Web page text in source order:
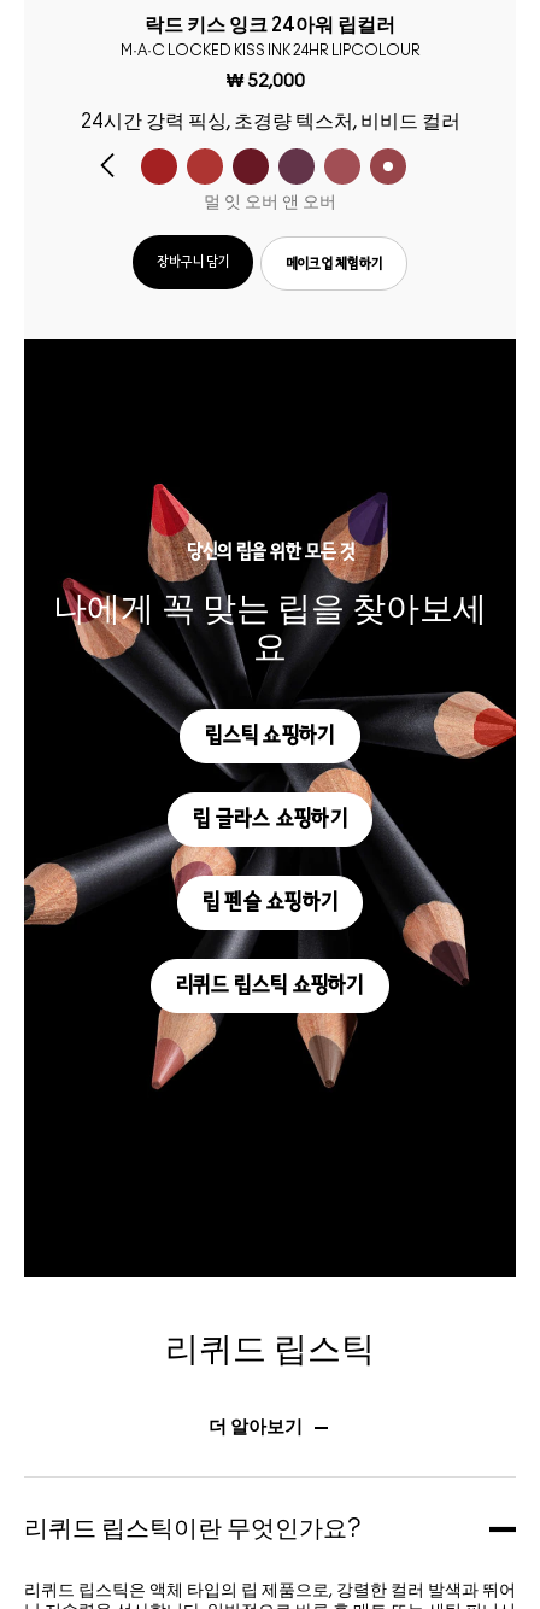
락드 키스 잉크 24아워 립컬러
M·A·C LOCKED KISS INK 24HR LIPCOLOUR
₩ 52,000
24시간 강력 픽싱, 초경량 텍스처, 비비드 컬러
멀 잇 오버 앤 오버
장바구니 담기 메이크업 체험하기
당신의 립을 위한 모든 것
나에게 꼭 맞는 립을 찾아보세
요
립스틱 쇼핑하기
립 글라스 쇼핑하기
립 펜슬 쇼핑하기
리퀴드 립스틱 쇼핑하기
리퀴드 립스틱
더 알아보기
리퀴드 립스틱이란 무엇인가요?
리퀴드 립스틱은 액체 타입의 립 제품으로, 강렬한 컬러 발색과 뛰어